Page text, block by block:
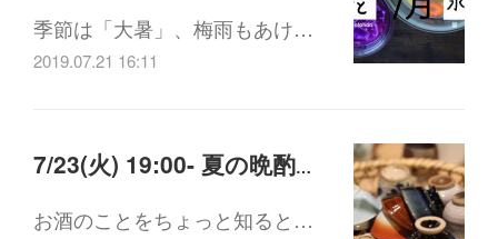
季節は「大暑」、梅雨もあけ…
2019.07.21 16:11
7/23(火) 19:00- 夏の晩酌のススメ～うららの日本酒講座inカド
お酒のことをちょっと知ると…